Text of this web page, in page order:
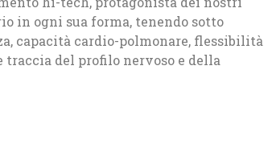
in ogni sua forma, tenendo sotto
capacità cardio-polmonare, flessibilità
del profilo nervoso e della